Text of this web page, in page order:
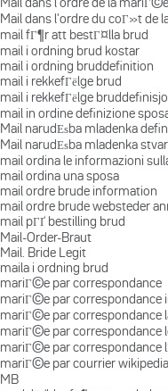
Mail dans l'ordre du coГ»t de
mail fГ¶r att bestГ¤lla brud
mail i ordning brud kostar
mail i ordning bruddefinition
mail i rekkefГёlge brud
mail i rekkefГёlge
mail in ordine definizione
Mail narudЕѕba mladenka
Mail narudЕѕba mladenka
mail ordina le informazioni
mail ordina una sposa
mail ordre brude information
mail ordre brude websteder
mail pГҐ bestilling brud
Mail-Order-Braut
Mail. Bride Legit
maila i ordning brud
mariГ©e par correspondance
mariГ©e par correspondance
mariГ©e par correspondance
mariГ©e par correspondance
mariГ©e par
mariГ©e par courrier wikipedia
MB